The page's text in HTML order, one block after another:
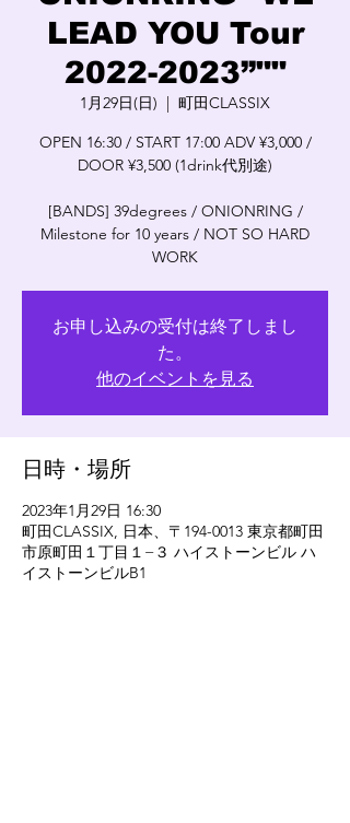
LEAD YOU Tour
2022-2023”""
1月29日(日)
  |
町田CLASSIX
OPEN 16:30 / START 17:00 ADV ¥3,000 /
DOOR ¥3,500 (1drink代別途)
[BANDS] 39degrees / ONIONRING /
Milestone for 10 years / NOT SO HARD
WORK
お申し込みの受付は終了しまし
た。
他のイベントを見る
日時・場所
2023年1月29日 16:30
町田CLASSIX, 日本、〒194-0013 東京都町田
市原町田１丁目１−３ ハイストーンビル ハ
イストーンビルB1